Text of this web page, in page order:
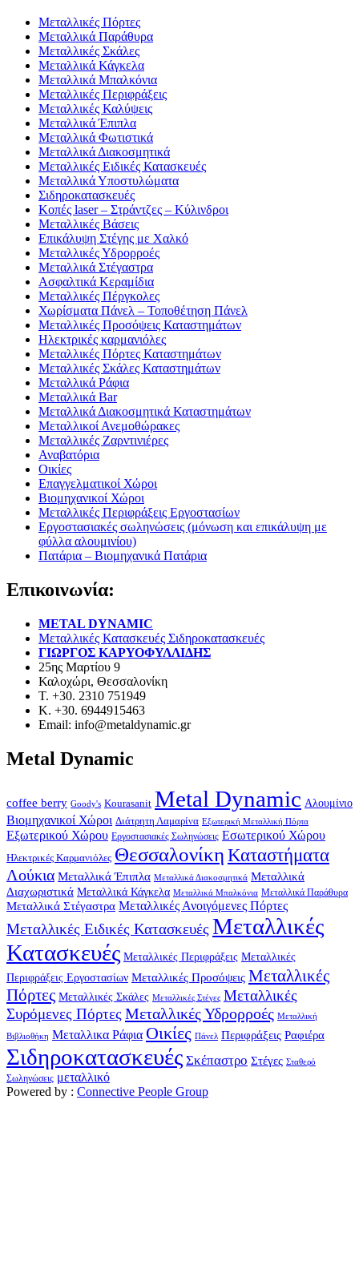
Μεταλλικές Πόρτες
Μεταλλικά Παράθυρα
Μεταλλικές Σκάλες
Μεταλλικά Κάγκελα
Μεταλλικά Μπαλκόνια
Μεταλλικές Περιφράξεις
Μεταλλικές Καλύψεις
Μεταλλικά Έπιπλα
Μεταλλικά Φωτιστικά
Μεταλλικά Διακοσμητικά
Μεταλλικές Ειδικές Κατασκευές
Μεταλλικά Υποστυλώματα
Σιδηροκατασκευές
Κοπές laser – Στράντζες – Κύλινδροι
Μεταλλικές Βάσεις
Επικάλυψη Στέγης με Χαλκό
Μεταλλικές Υδρορροές
Μεταλλικά Στέγαστρα
Ασφαλτικά Κεραμίδια
Μεταλλικές Πέργκολες
Χωρίσματα Πάνελ – Τοποθέτηση Πάνελ
Μεταλλικές Προσόψεις Καταστημάτων
Ηλεκτρικές καρμανιόλες
Μεταλλικές Πόρτες Καταστημάτων
Μεταλλικές Σκάλες Καταστημάτων
Μεταλλικά Ράφια
Μεταλλικά Bar
Μεταλλικά Διακοσμητικά Καταστημάτων
Μεταλλικοί Ανεμοθώρακες
Μεταλλικές Ζαρντινιέρες
Αναβατόρια
Οικίες
Επαγγελματικοί Χώροι
Βιομηχανικοί Χώροι
Μεταλλικές Περιφράξεις Εργοστασίων
Εργοστασιακές σωληνώσεις (μόνωση και επικάλυψη με
φύλλα αλουμινίου)
Πατάρια – Βιομηχανικά Πατάρια
Επικοινωνία:
METAL DYNAMIC
Μεταλλικές Κατασκευές Σιδηροκατασκευές
ΓΙΩΡΓΟΣ ΚΑΡΥΟΦΥΛΛΙΔΗΣ
25ης Μαρτίου 9
Καλοχώρι, Θεσσαλονίκη
Τ. +30. 2310 751949
Κ. +30. 6944915463
Email: info@metaldynamic.gr
Metal Dynamic
coffee berry Goody's Kourasanit Metal Dynamic Αλουμίνιο
Βιομηχανικοί Χώροι Διάτρητη Λαμαρίνα Εξωτερική Μεταλλική Πόρτα
Εξωτερικού Χώρου Εργοστασιακές Σωληνώσεις Εσωτερικού Χώρου
Ηλεκτρικές Καρμανιόλες Θεσσαλονίκη Καταστήματα
Λούκια Μεταλλικά Έπιπλα Μεταλλικά Διακοσμητικά Μεταλλικά
Διαχωριστικά Μεταλλικά Κάγκελα Μεταλλικά Μπαλκόνια Μεταλλικά Παράθυρα
Μεταλλικά Στέγαστρα Μεταλλικές Ανοιγόμενες Πόρτες
Μεταλλικές Ειδικές Κατασκευές Μεταλλικές
Κατασκευές Μεταλλικές Περιφράξεις Μεταλλικές
Περιφράξεις Εργοστασίων Μεταλλικές Προσόψεις Μεταλλικές
Πόρτες Μεταλλικές Σκάλες Μεταλλικές Στέγες Μεταλλικές
Συρόμενες Πόρτες Μεταλλικές Υδρορροές Μεταλλική
Βιβλιοθήκη Μεταλλικα Ράφια Οικίες Πάνελ Περιφράξεις Ραφιέρα
Σιδηροκατασκευές Σκέπαστρο Στέγες Σταθερό
Σωληνώσεις μεταλλικό
Powered by : Connective People Group